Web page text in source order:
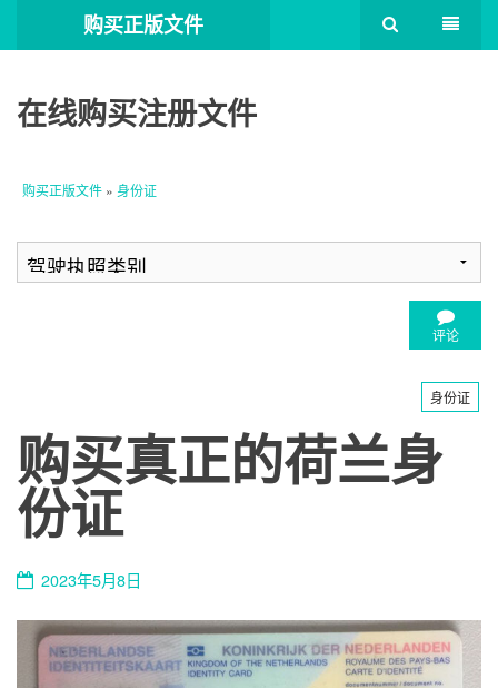
购买正版文件
在线购买注册文件
购买正版文件 » 身份证
评论
身份证
购买真正的荷兰身
份证
2023年5月8日